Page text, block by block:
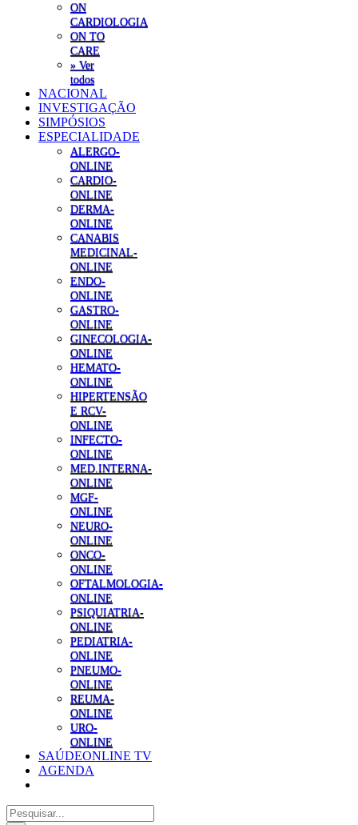
ON
CARDIOLOGIA
ON TO
CARE
» Ver
todos
NACIONAL
INVESTIGAÇÃO
SIMPÓSIOS
ESPECIALIDADE
ALERGO-
ONLINE
CARDIO-
ONLINE
DERMA-
ONLINE
CANABIS
MEDICINAL-
ONLINE
ENDO-
ONLINE
GASTRO-
ONLINE
GINECOLOGIA-
ONLINE
HEMATO-
ONLINE
HIPERTENSÃO
E RCV-
ONLINE
INFECTO-
ONLINE
MED.INTERNA-
ONLINE
MGF-
ONLINE
NEURO-
ONLINE
ONCO-
ONLINE
OFTALMOLOGIA-
ONLINE
PSIQUIATRIA-
ONLINE
PEDIATRIA-
ONLINE
PNEUMO-
ONLINE
REUMA-
ONLINE
URO-
ONLINE
SAÚDEONLINE TV
AGENDA
Pesquisar